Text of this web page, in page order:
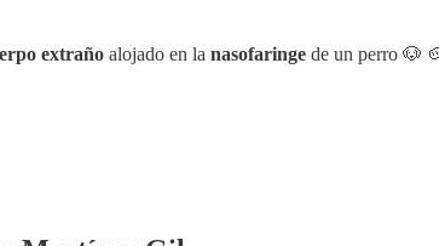
extraño alojado en la nasofaringe de un perro 🐶